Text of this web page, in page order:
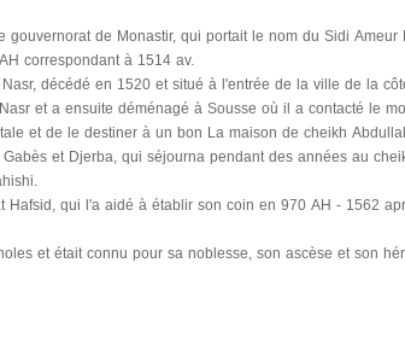
de Monastir, qui portait le nom du Sidi Ameur
correspondant à 1514 av.
décédé en 1520 et situé à l'entrée de la ville de la
et a ensuite déménagé à Sousse où il a contacté le
et de le destiner à un bon La maison de cheikh
et Djerba, qui séjourna pendant des années au
qui l'a aidé à établir son coin en 970 AH - 1562
et était connu pour sa noblesse, son ascèse et son